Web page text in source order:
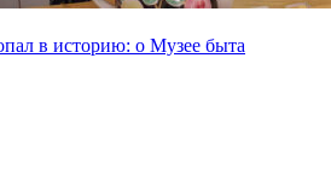
в историю: о Музее быта